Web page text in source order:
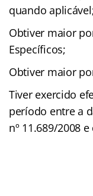
quando
Obtiver maior
Específicos;
Obtiver maior
Tiver exercido
período entre a
nº 11.689/2008